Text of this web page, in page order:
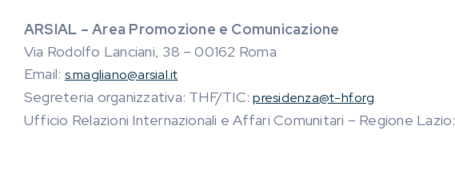
ARSIAL – Area Promozione e Comunicazione
Via Rodolfo Lanciani, 38 – 00162 Roma
Email: s.magliano@arsial.it
Segreteria organizzativa: THF/TIC:presidenza@t-hf.org
Ufficio Relazioni Internazionali e Affari Comunitari – Regione Lazio: